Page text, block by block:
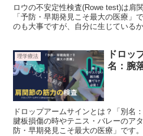
ロウの不安定性検査(Rowe test)は肩
「予防・早期発見こそ最大の医療」
のも大事ですが、自分に生じている
みてください。
理学療法
ドロッ
名：腕
ドロップアームサインとは？「別名
腱板損傷の時やテニス・バレーのア
防・早期発見こそ最大の医療」です